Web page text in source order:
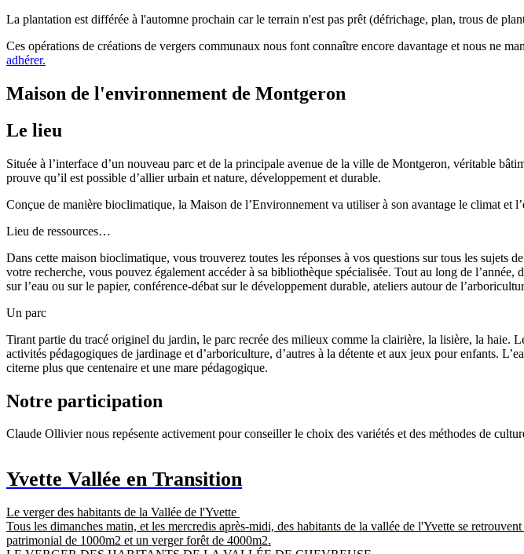
La plantation est différée à l'automne prochain car le terrain n'est pas prêt (défrichage, plan, trous de
Ces opérations de créations de vergers communaux nous font connaître encore davantage et nous ne
adhérer.
Maison de l'environnement de Montgeron
Le lieu
Située à l’interface d’un nouveau parc et de la principale avenue de la ville de Montgeron, véritable
prouve qu’il est possible d’allier urbain et nature, développement et durable.
Conçue de manière bioclimatique, la Maison de l’Environnement va utiliser à son avantage le climat et
Lieu de ressources…
Dans cette maison bioclimatique, vous trouverez toutes les réponses à vos questions sur tous les sujets
votre recherche, vous pouvez également accéder à sa bibliothèque spécialisée. Tout au long de
sur l’eau ou sur le papier, conférence-débat sur le développement durable, ateliers autour de
Un parc
Tirant partie du tracé originel du jardin, le parc recrée des milieux comme la clairière, la lisière, la haie.
activités pédagogiques de jardinage et d’arboriculture, d’autres à la détente et aux jeux pour enfants.
citerne plus que centenaire et une mare pédagogique.
Notre participation
Claude Ollivier nous repésente activement pour conseiller le choix des variétés et des méthodes de
Yvette Vallée en Transition
Le verger des habitants de la Vallée de l'Yvette
Tous les dimanches matin, et les mercredis après-midi, des habitants de la vallée de l'Yvette se
patrimonial de 1000m2 et un verger forêt de 4000m2.